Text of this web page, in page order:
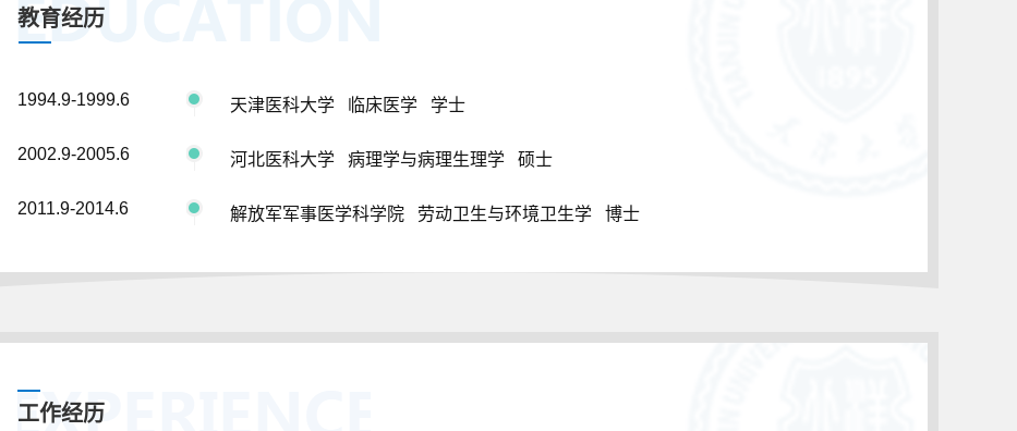
教育经历
1994.9-1999.6 天津医科大学 临床医学 学士
2002.9-2005.6 河北医科大学 病理学与病理生理学 硕士
2011.9-2014.6 解放军军事医学科学院 劳动卫生与环境卫生学 博士
工作经历